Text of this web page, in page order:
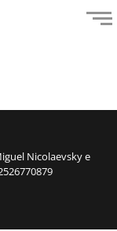
Nicolaevsky e